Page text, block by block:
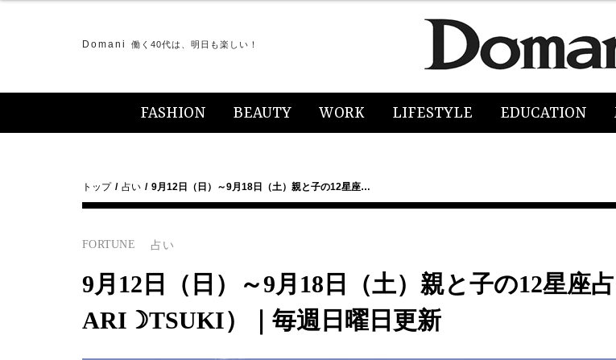
Domani 働く40代は、明日も楽しい！
FASHION BEAUTY WORK LIFESTYLE EDUCATION
トップ 占い 9月12日（日）～9月18日（土）親と子の12星座…
FORTUNE 占い
9月12日（日）～9月18日（土）親と子の12星座
ARI☽TSUKI）｜毎週日曜日更新